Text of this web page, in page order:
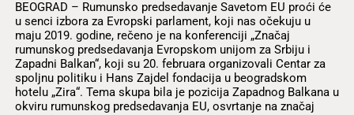
BEOGRAD – Rumunsko predsedavanje Savetom EU proći će
u senci izbora za Evropski parlament, koji nas očekuju u
maju 2019. godine, rečeno je na konferenciji „Značaj
rumunskog predsedavanja Evropskom unijom za Srbiju i
Zapadni Balkan“, koji su 20. februara organizovali Centar za
spoljnu politiku i Hans Zajdel fondacija u beogradskom
hotelu „Zira“. Tema skupa bila je pozicija Zapadnog Balkana u
okviru rumunskog predsedavanja EU, osvrtanje na značaj